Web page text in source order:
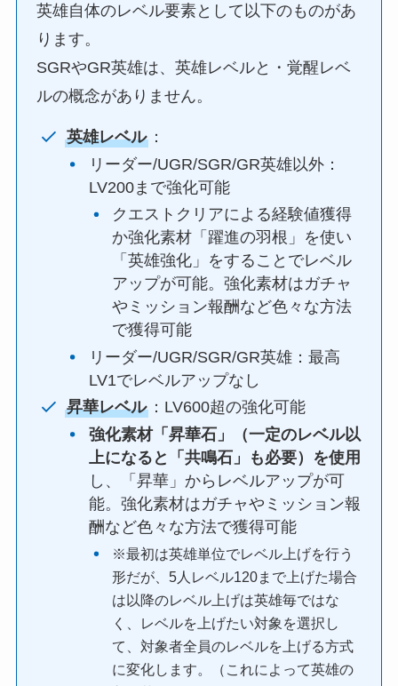
英雄自体のレベル要素として以下のものがあ
ります。
SGRやGR英雄は、英雄レベルと・覚醒レベ
ルの概念がありません。
英雄レベル：
リーダー/UGR/SGR/GR英雄以外：
LV200まで強化可能
クエストクリアによる経験値獲得
か強化素材「躍進の羽根」を使い
「英雄強化」をすることでレベル
アップが可能。強化素材はガチャ
やミッション報酬など色々な方法
で獲得可能
リーダー/UGR/SGR/GR英雄：最高
LV1でレベルアップなし
昇華レベル：LV600超の強化可能
強化素材「昇華石」（一定のレベル以
上になると「共鳴石」も必要）を使用
し、「昇華」からレベルアップが可
能。強化素材はガチャやミッション報
酬など色々な方法で獲得可能
※最初は英雄単位でレベル上げを行う
形だが、5人レベル120まで上げた場合
は以降のレベル上げは英雄毎ではな
く、レベルを上げたい対象を選択し
て、対象者全員のレベルを上げる方式
に変化します。（これによって英雄の